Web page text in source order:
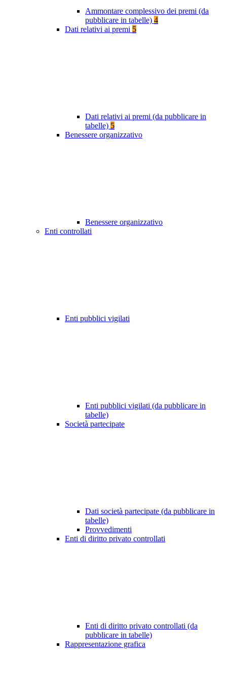
Ammontare complessivo dei premi (da
pubblicare in tabelle) 4
Dati relativi ai premi 5
Dati relativi ai premi (da pubblicare in
tabelle) 5
Benessere organizzativo
Benessere organizzativo
Enti controllati
Enti pubblici vigilati
Enti pubblici vigilati (da pubblicare in
tabelle)
Società partecipate
Dati società partecipate (da pubblicare in
tabelle)
Provvedimenti
Enti di diritto privato controllati
Enti di diritto privato controllati (da
pubblicare in tabelle)
Rappresentazione grafica